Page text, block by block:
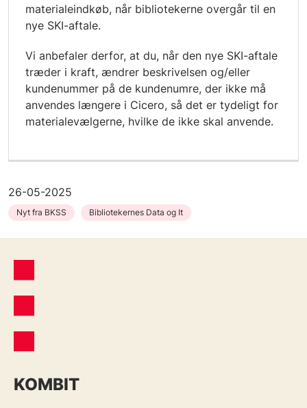
materialeindkøb, når bibliotekerne overgår til en
nye SKI-aftale.
Vi anbefaler derfor, at du, når den nye SKI-aftale
træder i kraft, ændrer beskrivelsen og/eller
kundenummer på de kundenumre, der ikke må
anvendes længere i Cicero, så det er tydeligt for
materialevælgerne, hvilke de ikke skal anvende.
26-05-2025
Nyt fra BKSS Bibliotekernes Data og It
KOMBIT